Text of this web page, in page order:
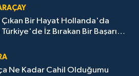
Bir Hayat Hollanda'da
İz Bırakan Bir Başarı
Ne Kadar Cahil Olduğumu